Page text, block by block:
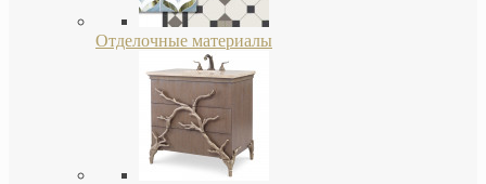
Отделочные материалы